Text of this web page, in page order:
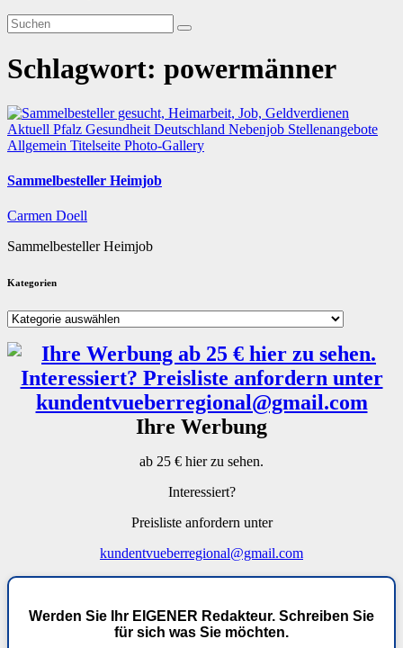
Schlagwort: powermänner
Aktuell Pfalz Gesundheit Deutschland Nebenjob Stellenangebote
Allgemein Titelseite Photo-Gallery
Sammelbesteller Heimjob
Carmen Doell
Sammelbesteller Heimjob
Kategorien
Kategorien
Ihre Werbung
ab 25 € hier zu sehen.
Interessiert?
Preisliste anfordern unter
kundentvueberregional@gmail.com
Werden Sie Ihr EIGENER Redakteur. Schreiben Sie
für sich was Sie möchten.